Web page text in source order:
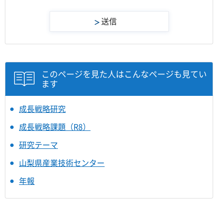
このページを見た人はこんなページも見てい
ます
成長戦略研究
成長戦略課題（R8）
研究テーマ
山梨県産業技術センター
年報